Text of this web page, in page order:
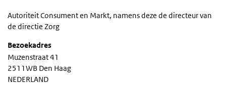
Autoriteit Consument en Markt, namens deze de directeur van
de directie Zorg
Bezoekadres
Muzenstraat 41
2511WB Den Haag
NEDERLAND